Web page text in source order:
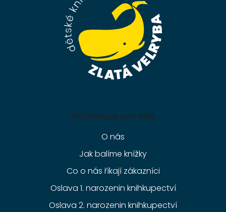
Informace pro vás
O nás
Jak balíme knížky
Co o nás říkají zákazníci
Oslava 1. narozenin knihkupectví
Oslava 2. narozenin knihkupectví